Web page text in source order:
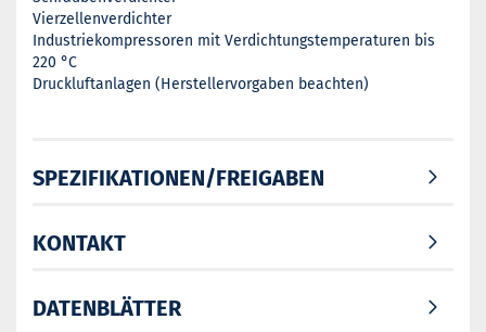
Vierzellenverdichter
Industriekompressoren mit Verdichtungstemperaturen bis
220 °C
Druckluftanlagen (Herstellervorgaben beachten)
SPEZIFIKATIONEN/FREIGABEN
KONTAKT
DATENBLÄTTER